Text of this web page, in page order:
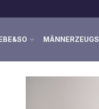
MÄNNERZEUGS